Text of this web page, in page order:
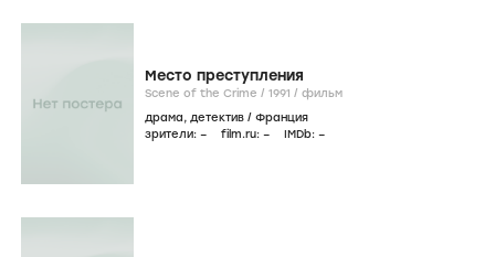
Место преступления
Scene of the Crime / 1991 / фильм
драма, детектив / Франция
зрители: – film.ru: – IMDb: –